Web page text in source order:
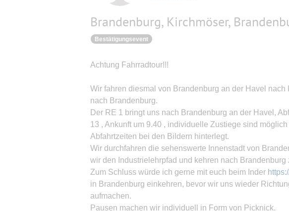
Brandenburg, Kirchmöser,
Bestätigungsevent
Achtung Fahrradtour!!!
Wir fahren diesmal von Brandenburg an der Havel
nach Brandenburg.
Der RE 1 bringt uns nach Brandenburg an der Havel,
13 , Ankunft um 9.40 , individuelle Zustiege sind
Abfahrtzeiten bei den Bildern hinterlegt.
Wir durchfahren die sehenswerte Innenstadt von
wir den Industrielehrpfad und kehren nach Brandenburg
Zum Schluss würde ich gerne mit euch beim Inder
in Brandenburg einkehren, bevor wir uns wieder
aufmachen.
Pausen machen wir individuell in Form von Picknick.